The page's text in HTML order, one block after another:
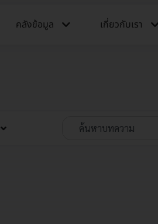
คลังข้อมูล​​ เกี่ยวกับเรา